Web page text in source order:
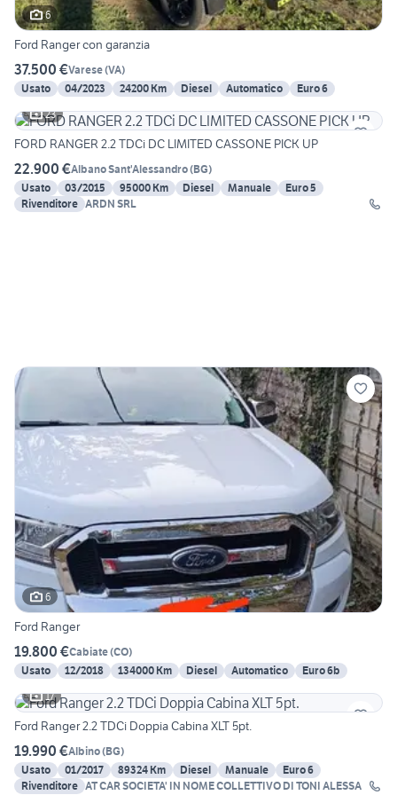
6
Ford Ranger con garanzia
37.500 €Varese(VA)
Usato
04/2023 24200 Km Diesel Automatico
Euro 6
23
FORD RANGER 2.2 TDCi DC LIMITED CASSONE PICK UP
22.900 €Albano Sant'Alessandro(BG)
Usato
03/2015 95000 Km Diesel Manuale
Euro 5
Rivenditore ARDN SRL
6
Ford Ranger
19.800 €Cabiate(CO)
Usato
12/2018 134000 Km Diesel Automatico
Euro 6b
17
Ford Ranger 2.2 TDCi Doppia Cabina XLT 5pt.
19.990 €Albino(BG)
Usato
01/2017 89324 Km Diesel Manuale
Euro 6
Rivenditore AT CAR SOCIETA' IN NOME COLLETTIVO DI TONI ALESSA